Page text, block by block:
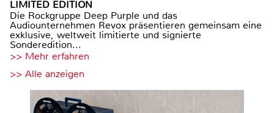
LIMITED EDITION
Die Rockgruppe Deep Purple und das
Audiounternehmen Revox präsentieren gemeinsam eine
exklusive, weltweit limitierte und signierte
Sonderedition...
>> Mehr erfahren
>> Alle anzeigen